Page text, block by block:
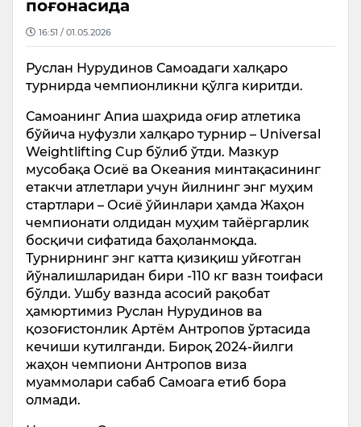
поғонасида
16:51 / 01.05.2026
Руслан Нурудинов Самоадаги халқаро
турнирда чемпионликни қўлга киритди.
Самоанинг Апиа шаҳрида оғир атлетика
бўйича нуфузли халқаро турнир – Universal
Weightlifting Cup бўлиб ўтди. Мазкур
мусобақа Осиё ва Океания минтақасининг
етакчи атлетлари учун йилнинг энг муҳим
стартлари – Осиё ўйинлари ҳамда Жаҳон
чемпионати олдидан муҳим тайёргарлик
босқичи сифатида баҳоланмоқда.
Турнирнинг энг катта қизиқиш уйғотган
йўналишларидан бири -110 кг вазн тоифаси
бўлди. Ушбу вазнда асосий рақобат
ҳамюртимиз Руслан Нурудинов ва
қозоғистонлик Артём Антропов ўртасида
кечиши кутилганди. Бироқ 2024-йилги
жаҳон чемпиони Антропов виза
муаммолари сабаб Самоага етиб бора
олмади.